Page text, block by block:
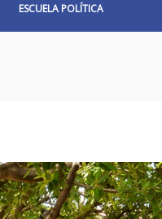
ESCUELA POLÍTICA